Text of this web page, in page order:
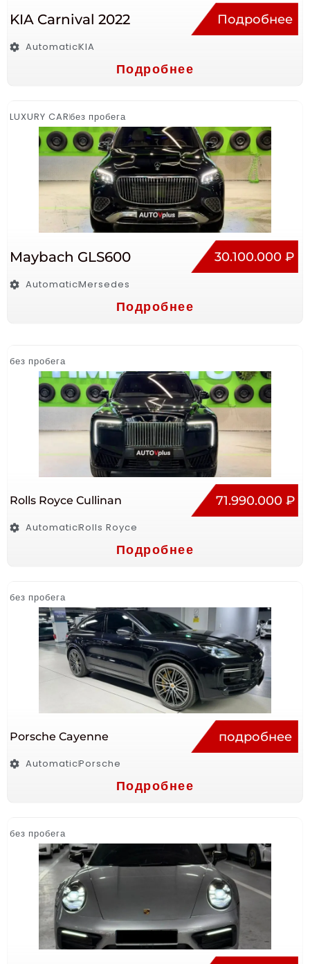
KIA Carnival 2022 Подробнее
AutomaticKIA
Подробнее
LUXURY CARбез пробега
Maybach GLS600 30.100.000 ₽
AutomaticMersedes
Подробнее
без пробега
Rolls Royce Cullinan 71.990.000 ₽
AutomaticRolls Royce
Подробнее
без пробега
Porsche Cayenne подробнее
AutomaticPorsche
Подробнее
без пробега